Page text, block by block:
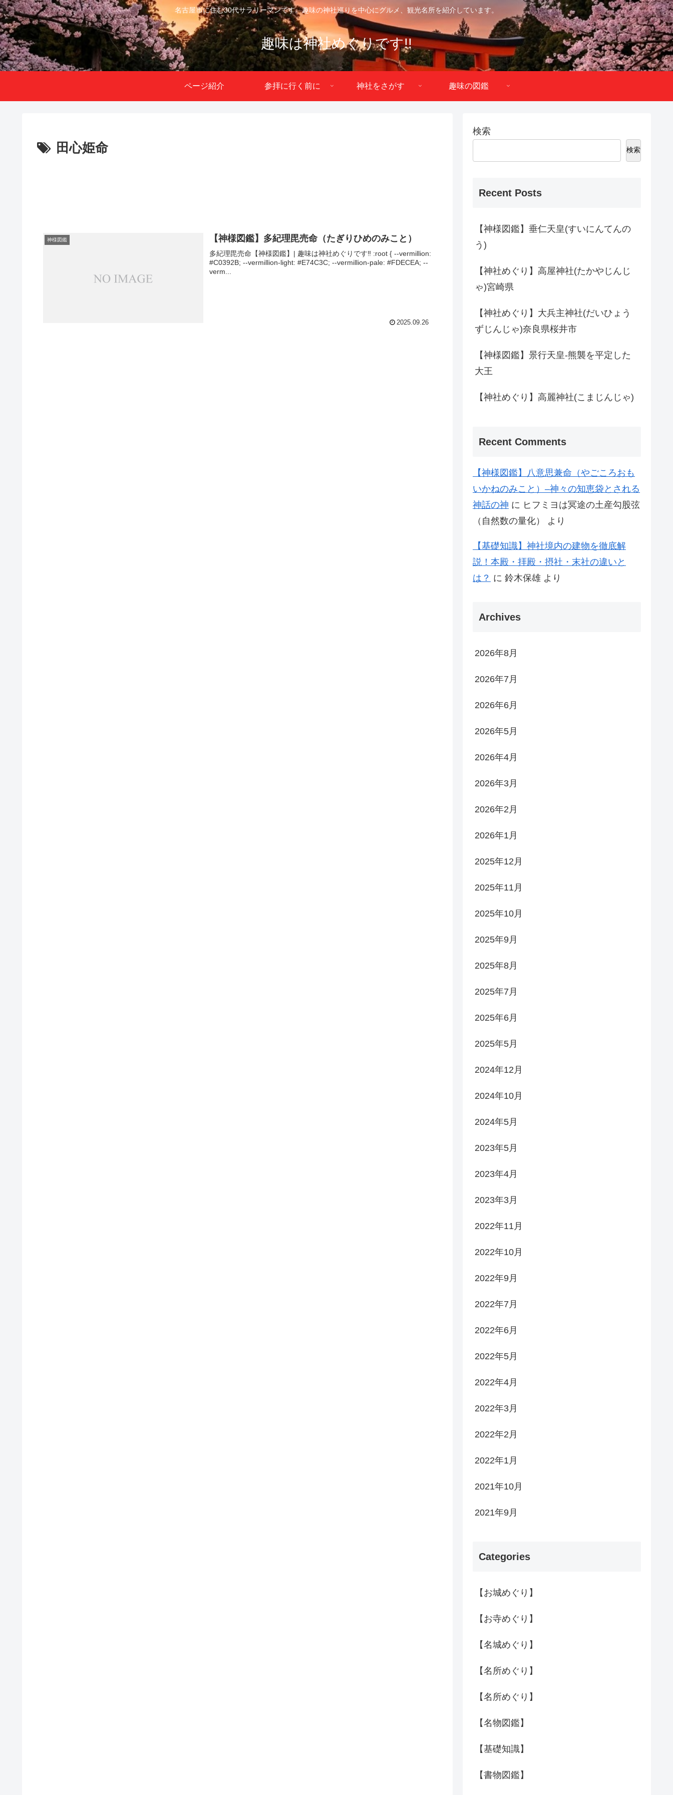
名古屋市に住む30代サラリーマンです。趣味の神社巡りを中心にグルメ、観光名所を紹介しています。
趣味は神社めぐりです!!
ページ紹介 参拝に行く前に 神社をさがす 趣味の図鑑
田心姫命
神様図鑑 【神様図鑑】多紀理毘売命（たぎりひめのみこと）
多紀理毘売命【神様図鑑】| 趣味は神社めぐりです‼ :root { --vermillion:
#C0392B; --vermillion-light: #E74C3C; --vermillion-pale: #FDECEA; --
verm...
2025.09.26
検索
検索
Recent Posts
【神様図鑑】垂仁天皇(すいにんてんの
う)
【神社めぐり】高屋神社(たかやじんじ
ゃ)宮崎県
【神社めぐり】大兵主神社(だいひょう
ずじんじゃ)奈良県桜井市
【神様図鑑】景行天皇-熊襲を平定した
大王
【神社めぐり】高麗神社(こまじんじゃ)
Recent Comments
【神様図鑑】八意思兼命（やごころおも
いかねのみこと）–神々の知恵袋とされる
神話の神 に ヒフミヨは冥途の土産勾股弦
（自然数の量化）
より
【基礎知識】神社境内の建物を徹底解
説！本殿・拝殿・摂社・末社の違いと
は？ に 鈴木保雄 より
Archives
2026年8月
2026年7月
2026年6月
2026年5月
2026年4月
2026年3月
2026年2月
2026年1月
2025年12月
2025年11月
2025年10月
2025年9月
2025年8月
2025年7月
2025年6月
2025年5月
2024年12月
2024年10月
2024年5月
2023年5月
2023年4月
2023年3月
2022年11月
2022年10月
2022年9月
2022年7月
2022年6月
2022年5月
2022年4月
2022年3月
2022年2月
2022年1月
2021年10月
2021年9月
Categories
【お城めぐり】
【お寺めぐり】
【名城めぐり】
【名所めぐり】
【名所めぐり】
【名物図鑑】
【基礎知識】
【書物図鑑】